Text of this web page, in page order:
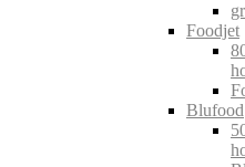
Foodjet
Blufood